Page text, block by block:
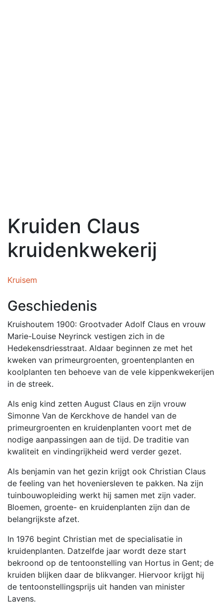
Kruiden Claus
kruidenkwekerij
Kruisem
Geschiedenis
Kruishoutem 1900: Grootvader Adolf Claus en vrouw
Marie-Louise Neyrinck vestigen zich in de
Hedekensdriesstraat. Aldaar beginnen ze met het
kweken van primeurgroenten, groentenplanten en
koolplanten ten behoeve van de vele kippenkwekerijen
in de streek.
Als enig kind zetten August Claus en zijn vrouw
Simonne Van de Kerckhove de handel van de
primeurgroenten en kruidenplanten voort met de
nodige aanpassingen aan de tijd. De traditie van
kwaliteit en vindingrijkheid werd verder gezet.
Als benjamin van het gezin krijgt ook Christian Claus
de feeling van het hoveniersleven te pakken. Na zijn
tuinbouwopleiding werkt hij samen met zijn vader.
Bloemen, groente- en kruidenplanten zijn dan de
belangrijkste afzet.
In 1976 begint Christian met de specialisatie in
kruidenplanten. Datzelfde jaar wordt deze start
bekroond op de tentoonstelling van Hortus in Gent; de
kruiden blijken daar de blikvanger. Hiervoor krijgt hij
de tentoonstellingsprijs uit handen van minister
Lavens.